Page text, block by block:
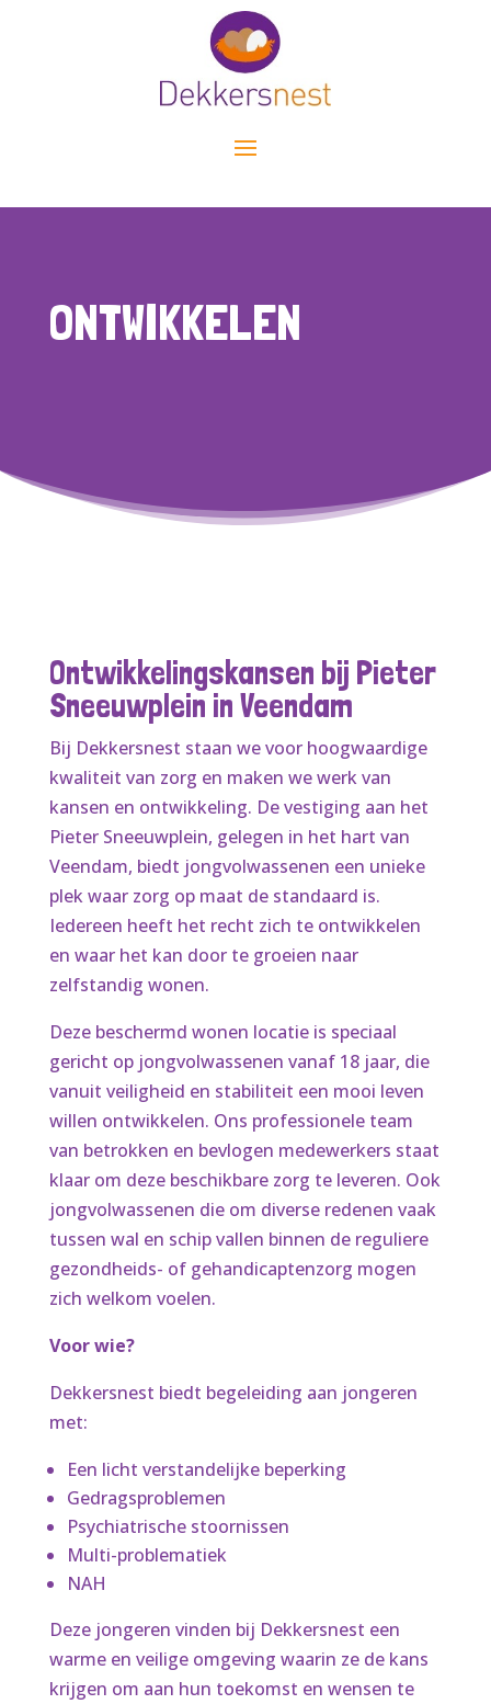
ONTWIKKELEN
Ontwikkelingskansen bij Pieter
Sneeuwplein in Veendam
Bij Dekkersnest staan we voor hoogwaardige
kwaliteit van zorg en maken we werk van
kansen en ontwikkeling. De vestiging aan het
Pieter Sneeuwplein, gelegen in het hart van
Veendam, biedt jongvolwassenen een unieke
plek waar zorg op maat de standaard is.
Iedereen heeft het recht zich te ontwikkelen
en waar het kan door te groeien naar
zelfstandig wonen.
Deze beschermd wonen locatie is speciaal
gericht op jongvolwassenen vanaf 18 jaar, die
vanuit veiligheid en stabiliteit een mooi leven
willen ontwikkelen. Ons professionele team
van betrokken en bevlogen medewerkers staat
klaar om deze beschikbare zorg te leveren. Ook
jongvolwassenen die om diverse redenen vaak
tussen wal en schip vallen binnen de reguliere
gezondheids- of gehandicaptenzorg mogen
zich welkom voelen.
Voor wie?
Dekkersnest biedt begeleiding aan jongeren
met:
Een licht verstandelijke beperking
Gedragsproblemen
Psychiatrische stoornissen
Multi-problematiek
NAH
Deze jongeren vinden bij Dekkersnest een
warme en veilige omgeving waarin ze de kans
krijgen om aan hun toekomst en wensen te